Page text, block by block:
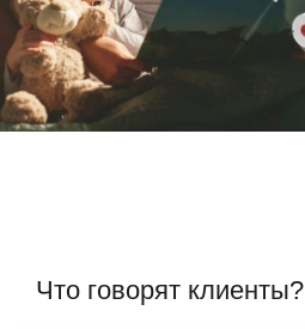
Что говорят клиенты?